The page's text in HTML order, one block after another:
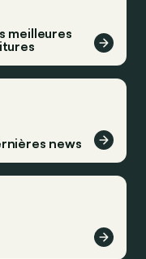
meilleures
news